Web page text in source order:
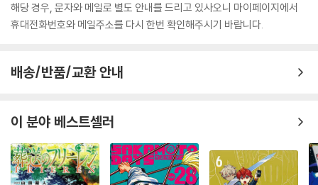
해당 경우, 문자와 메일로 별도 안내를 드리고 있사오니 마이페이지에서
휴대전화번호와 메일주소를 다시 한번 확인해주시기 바랍니다.
배송/반품/교환 안내
이 분야 베스트셀러